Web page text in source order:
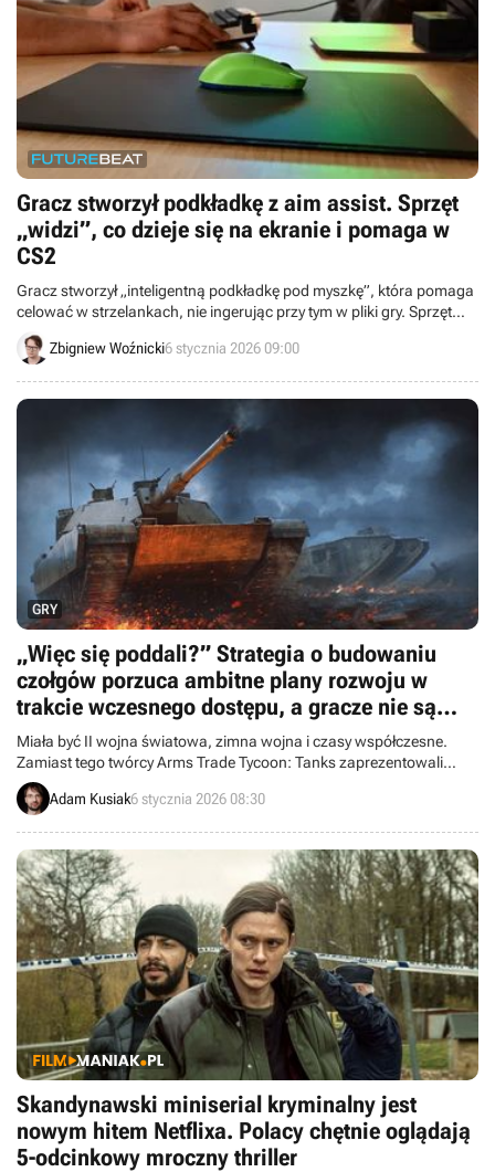
Gracz stworzył podkładkę z aim assist. Sprzęt
„widzi”, co dzieje się na ekranie i pomaga w
CS2
Gracz stworzył „inteligentną podkładkę pod myszkę”, która pomaga
celować w strzelankach, nie ingerując przy tym w pliki gry. Sprzęt
„widzi”, co dzieje się na ekranie, i pomaga namierzyć przeciwnika.
Zbigniew Woźnicki6 stycznia 2026 09:00
GRY
„Więc się poddali?” Strategia o budowaniu
czołgów porzuca ambitne plany rozwoju w
trakcie wczesnego dostępu, a gracze nie są
zachwyceni
Miała być II wojna światowa, zimna wojna i czasy współczesne.
Zamiast tego twórcy Arms Trade Tycoon: Tanks zaprezentowali
nową mapę rozwoju, która skupia się niemal wyłącznie na
narzędziach moderskich. Fani obawiają się najgorszego:
Adam Kusiak6 stycznia 2026 08:30
Skandynawski miniserial kryminalny jest
nowym hitem Netflixa. Polacy chętnie oglądają
5-odcinkowy mroczny thriller